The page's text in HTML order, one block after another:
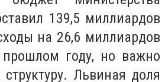
139,5 миллиардов
на 26,6 миллиардов
году, но важно
Львиная доля